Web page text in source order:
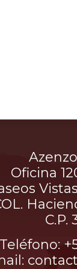
Oficina
C.P.
Teléfono: